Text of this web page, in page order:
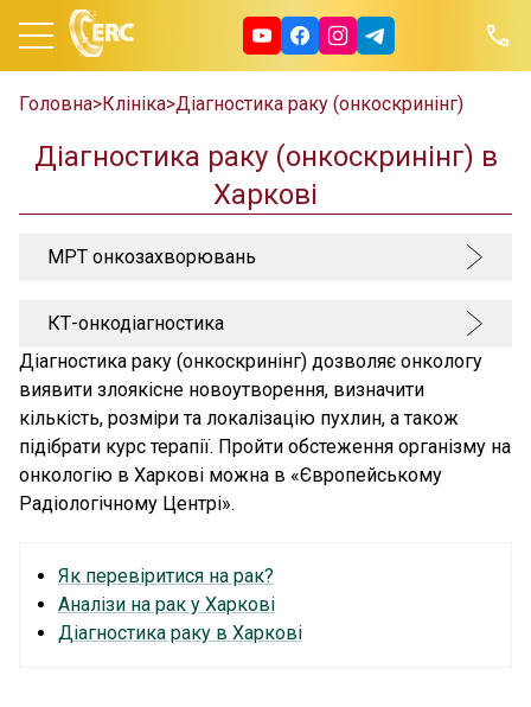
Головна> Клініка> Діагностика раку (онкоскринінг)
Діагностика раку (онкоскринінг) в
Харкові
МРТ онкозахворювань
КТ-онкодіагностика
Діагностика раку (онкоскринінг) дозволяє онкологу
виявити злоякісне новоутворення, визначити
кількість, розміри та локалізацію пухлин, а також
підібрати курс терапії. Пройти обстеження організму на
онкологію в Харкові можна в «Європейському
Радіологічному Центрі».
Як перевіритися на рак?
Аналізи на рак у Харкові
Діагностика раку в Харкові